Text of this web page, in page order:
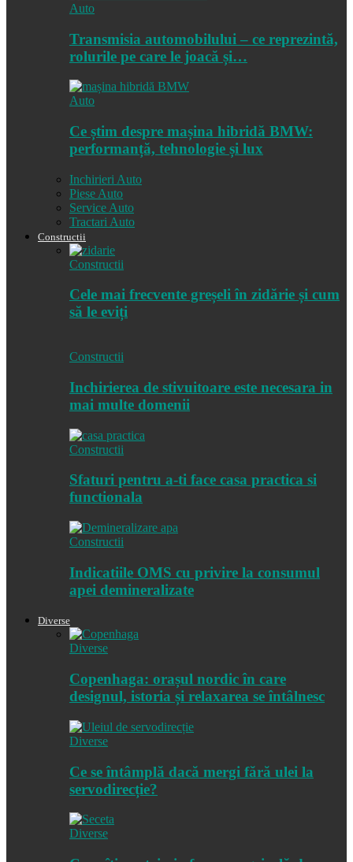
Auto
Transmisia automobilului – ce reprezintă,
rolurile pe care le joacă și…
Auto
Ce știm despre mașina hibridă BMW:
performanță, tehnologie și lux
Inchirieri Auto
Piese Auto
Service Auto
Tractari Auto
Constructii
Constructii
Cele mai frecvente greșeli în zidărie și cum
să le eviți
Constructii
Inchirierea de stivuitoare este necesara in
mai multe domenii
Constructii
Sfaturi pentru a-ti face casa practica si
functionala
Constructii
Indicatiile OMS cu privire la consumul
apei demineralizate
Diverse
Diverse
Copenhaga: orașul nordic în care
designul, istoria și relaxarea se întâlnesc
Diverse
Ce se întâmplă dacă mergi fără ulei la
servodirecție?
Diverse